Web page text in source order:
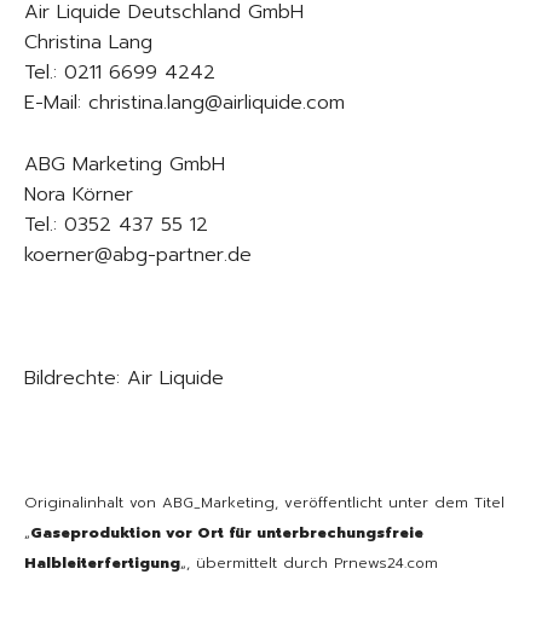
Air Liquide Deutschland GmbH
Christina Lang
Tel.: 0211 6699 4242
E-Mail: christina.lang@airliquide.com
ABG Marketing GmbH
Nora Körner
Tel.: 0352 437 55 12
koerner@abg-partner.de
Bildrechte: Air Liquide
Originalinhalt von ABG_Marketing, veröffentlicht unter dem Titel
„Gaseproduktion vor Ort für unterbrechungsfreie
Halbleiterfertigung„, übermittelt durch Prnews24.com